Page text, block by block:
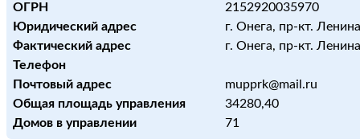
ОГРН
2152920035970
Юридический адрес
г. Онега, пр-кт.
Фактический адрес
г. Онега, пр-кт.
Телефон
Почтовый адрес
mupprk@mail.ru
Общая площадь управления
34280,40
Домов в управлении
71